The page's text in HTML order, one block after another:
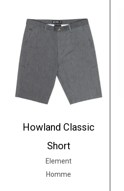
Howland Classic
Short
Element
Homme